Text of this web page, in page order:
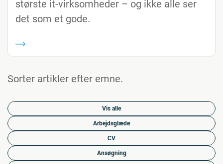
største it-virksomheder – og ikke alle ser
det som et gode.
Sorter artikler efter emne.
Vis alle
Arbejdsglæde
CV
Ansøgning